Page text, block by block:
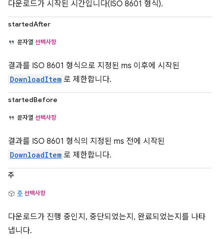
다운로드가 시작된 시간입니다(ISO 8601 형식).
startedAfter
문자열 선택사항
결과를 ISO 8601 형식으로 지정된 ms 이후에 시작된
DownloadItem 로 제한합니다.
startedBefore
문자열 선택사항
결과를 ISO 8601 형식의 지정된 ms 전에 시작된
DownloadItem 로 제한합니다.
주
주 선택사항
다운로드가 진행 중인지, 중단되었는지, 완료되었는지를 나타
냅니다.